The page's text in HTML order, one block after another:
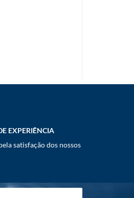
EXPERIÊNCIA
satisfação dos nossos